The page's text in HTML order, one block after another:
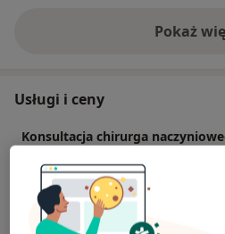
Pokażo
Usługi i ceny
Konsultacja chirurga
250 zł Szczegóły
Konsultacja chirurga
+ USG Doppler